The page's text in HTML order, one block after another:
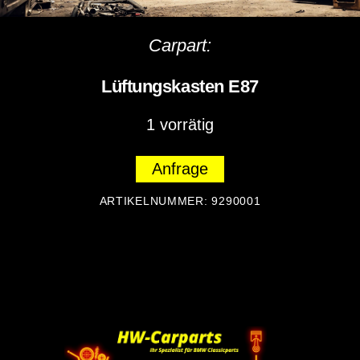
Carpart:
Lüftungskasten E87
1 vorrätig
Anfrage
ARTIKELNUMMER:9290001